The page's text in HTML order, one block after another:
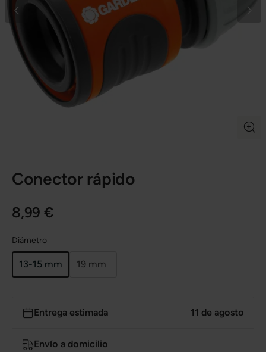
Conector rápido
8,99 €
Diámetro
13-15 mm 19 mm
Entrega estimada 11 de agosto
Envío a domicilio